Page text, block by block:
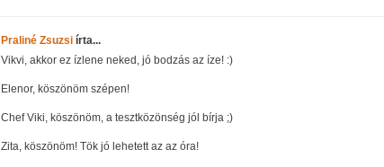
Praliné Zsuzsi írta...
Vikvi, akkor ez ízlene neked, jó bodzás az íze! :)
Elenor, köszönöm szépen!
Chef Viki, köszönöm, a tesztközönség jól bírja ;)
Zita, köszönöm! Tök jó lehetett az az óra!